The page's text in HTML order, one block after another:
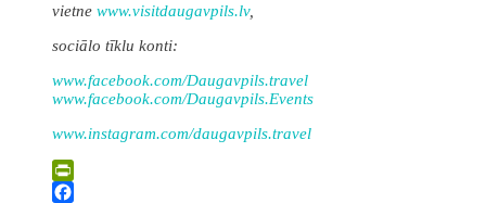
vietne www.visitdaugavpils.lv,
sociālo tīklu konti:
www.facebook.com/Daugavpils.travel
www.facebook.com/Daugavpils.Events
www.instagram.com/daugavpils.travel
PrintFriendly